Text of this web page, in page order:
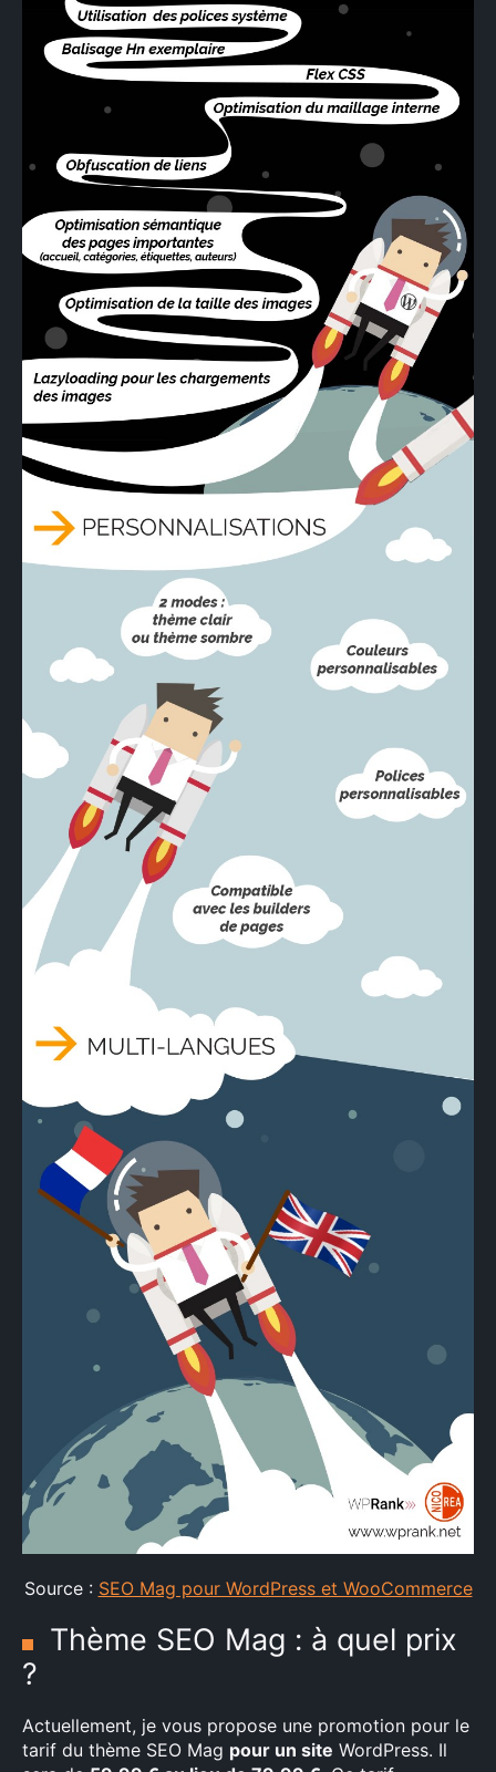
Source : SEO Mag pour WordPress et WooCommerce
Thème SEO Mag : à quel prix
?
Actuellement, je vous propose une promotion pour le
tarif du thème SEO Mag pour un site WordPress. Il